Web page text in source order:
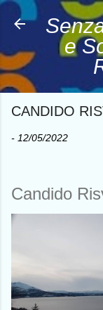
e
CANDIDO
- 12/05/2022
Candido